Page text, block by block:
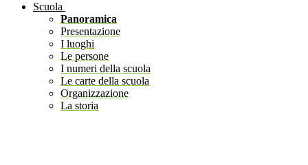
Scuola
Panoramica
Presentazione
I luoghi
Le persone
I numeri della scuola
Le carte della scuola
Organizzazione
La storia